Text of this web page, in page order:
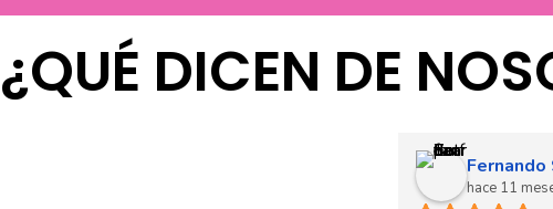
¿QUÉ DICEN DE
Fernando
hace 11